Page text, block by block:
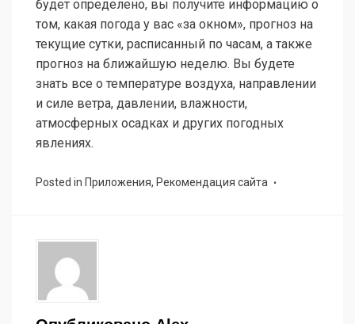
будет определено, вы получите информацию о
том, какая погода у вас «за окном», прогноз на
текущие сутки, расписанный по часам, а также
прогноз на ближайшую неделю. Вы будете
знать все о температуре воздуха, направлении
и силе ветра, давлении, влажности,
атмосферных осадках и других погодных
явлениях.
Posted in Приложения, Рекомендация сайта